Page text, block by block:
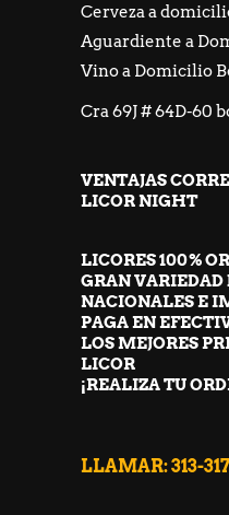
Cerveza a
Aguardiente a
Vino a Domicilio
Cra 69J # 64D-60
VENTAJAS
LICOR NIGHT
LICORES 100%
GRAN VARIEDAD
NACIONALES E
PAGA EN
LOS MEJORES
LICOR
¡REALIZA TU
LLAMAR: 313-